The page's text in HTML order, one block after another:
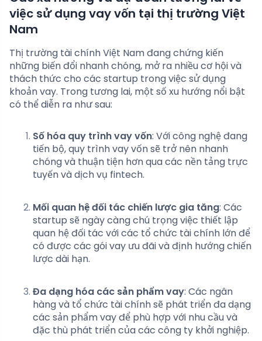
việc sử dụng vay vốn tại thị trường Việt
Nam
Thị trường tài chính Việt Nam đang chứng kiến
những biến đổi nhanh chóng, mở ra nhiều cơ hội và
thách thức cho các startup trong việc sử dụng
khoản vay. Trong tương lai, một số xu hướng nổi bật
có thể diễn ra như sau:
Số hóa quy trình vay vốn: Với công nghệ đang
tiến bộ, quy trình vay vốn sẽ trở nên nhanh
chóng và thuận tiện hơn qua các nền tảng trực
tuyến và dịch vụ fintech.
Mối quan hệ đối tác chiến lược gia tăng: Các
startup sẽ ngày càng chú trọng việc thiết lập
quan hệ đối tác với các tổ chức tài chính lớn để
có được các gói vay ưu đãi và định hướng chiến
lược dài hạn.
Đa dạng hóa các sản phẩm vay: Các ngân
hàng và tổ chức tài chính sẽ phát triển đa dạng
các sản phẩm vay để phù hợp với nhu cầu và
đặc thù phát triển của các công ty khởi nghiệp.